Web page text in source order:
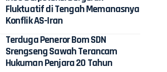
Fluktuatif di Tengah Memanasnya
Konflik AS-Iran
Terduga Peneror Bom SDN
Srengseng Sawah Terancam
Hukuman Penjara 20 Tahun